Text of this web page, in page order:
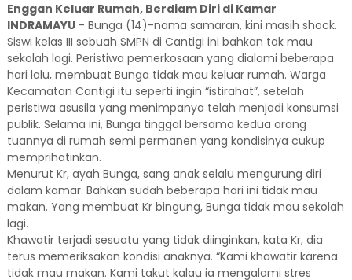
Enggan Keluar Rumah, Berdiam Diri di Kamar
INDRAMAYU- Bunga (14)-nama samaran, kini masih shock.
Siswi kelas III sebuah SMPN di Cantigi ini bahkan tak mau
sekolah lagi. Peristiwa pemerkosaan yang dialami beberapa
hari lalu, membuat Bunga tidak mau keluar rumah. Warga
Kecamatan Cantigi itu seperti ingin “istirahat”, setelah
peristiwa asusila yang menimpanya telah menjadi konsumsi
publik. Selama ini, Bunga tinggal bersama kedua orang
tuannya di rumah semi permanen yang kondisinya cukup
memprihatinkan.
Menurut Kr, ayah Bunga, sang anak selalu mengurung diri
dalam kamar. Bahkan sudah beberapa hari ini tidak mau
makan. Yang membuat Kr bingung, Bunga tidak mau sekolah
lagi.
Khawatir terjadi sesuatu yang tidak diinginkan, kata Kr, dia
terus memeriksakan kondisi anaknya. “Kami khawatir karena
tidak mau makan. Kami takut kalau ia mengalami stres